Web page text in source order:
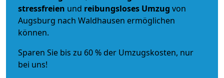
stressfreien und reibungsloses Umzug von
Augsburg nach Waldhausen ermöglichen
können.
Sparen Sie bis zu 60 % der Umzugskosten, nur
bei uns!